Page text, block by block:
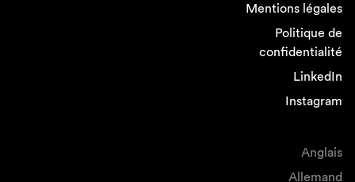
Mentions légales
Politique de
confidentialité
LinkedIn
Instagram
Anglais
Allemand